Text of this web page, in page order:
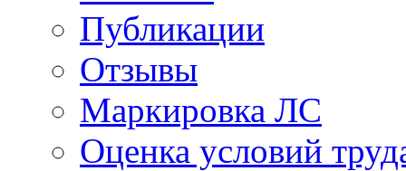
Публикации
Отзывы
Маркировка ЛС
Оценка условий